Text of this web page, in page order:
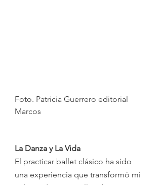
Foto. Patricia Guerrero editorial
Marcos
La Danza y La Vida
El practicar ballet clásico ha sido
una experiencia que transformó mi